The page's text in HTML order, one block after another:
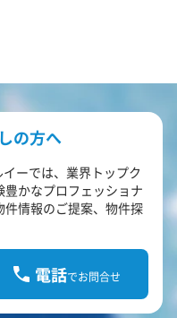
の方へ
ーでは、業界トップク
かなプロフェッショナ
情報のご提案、物件探
電話でお問合せ